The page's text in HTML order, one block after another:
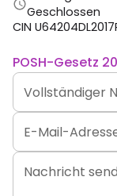
Geschlossen
CIN
POSH-Gesetz
Vollständiger
E-Mail-
Nachricht